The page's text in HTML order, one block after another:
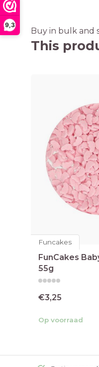
9,3
Buy in bulk and
This
Funcakes
FunCakes
55g
€3,25
Op voorraad